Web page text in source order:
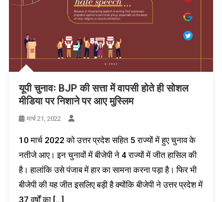
यूपी चुनावः BJP की सत्ता में वापसी होते ही सोशल
मीडिया पर निशाने पर आए मुस्लिम
मार्च 21, 2022
10 मार्च 2022 को उत्तर प्रदेश सहित 5 राज्यों में हुए चुनाव के
नतीजे आए। इन चुनावों में बीजेपी ने 4 राज्यों में जीत हासिल की
है। हालांकि उसे पंजाब में हार का सामना करना पड़ा है। फिर भी
बीजेपी की यह जीत इसलिए बड़ी है क्योंकि बीजेपी ने उत्तर प्रदेश में
37 वर्षों का […]